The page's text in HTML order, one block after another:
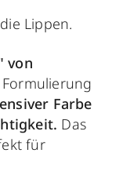
Lippen.
von
Farbe
Das
für